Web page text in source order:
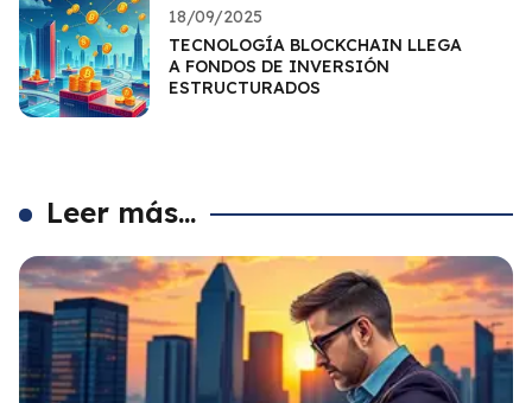
18/09/2025
TECNOLOGÍA BLOCKCHAIN LLEGA
A FONDOS DE INVERSIÓN
ESTRUCTURADOS
Leer más...